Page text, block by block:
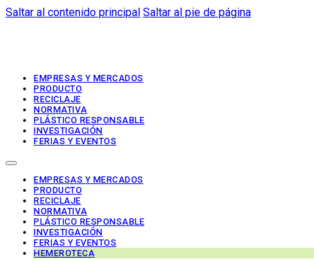
Saltar al contenido principal Saltar al pie de página
EMPRESAS Y MERCADOS
PRODUCTO
RECICLAJE
NORMATIVA
PLÁSTICO RESPONSABLE
INVESTIGACIÓN
FERIAS Y EVENTOS
EMPRESAS Y MERCADOS
PRODUCTO
RECICLAJE
NORMATIVA
PLÁSTICO RESPONSABLE
INVESTIGACIÓN
FERIAS Y EVENTOS
HEMEROTECA